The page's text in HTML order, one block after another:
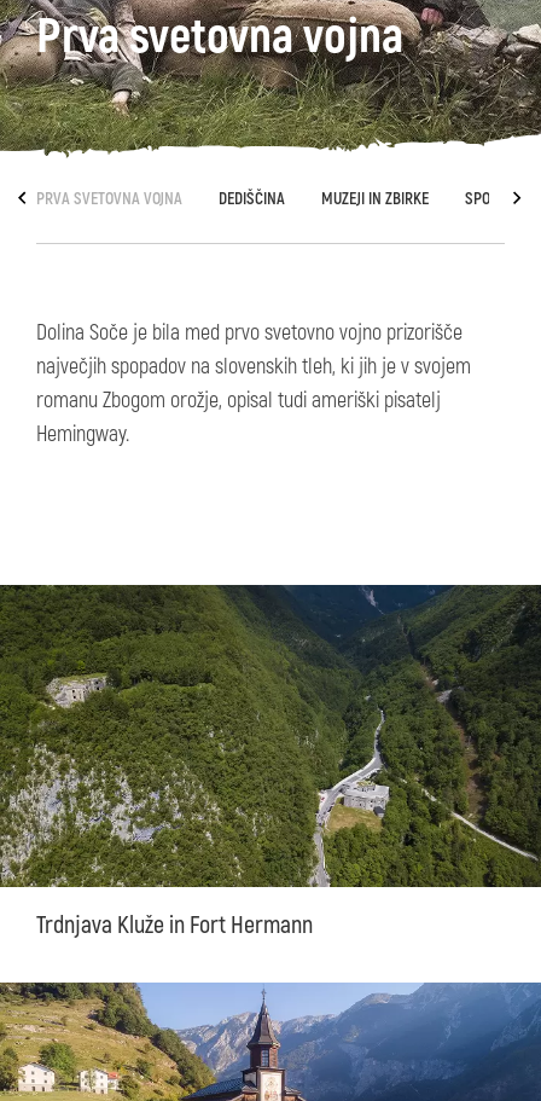
Prva svetovna vojna
PRVA SVETOVNA VOJNA DEDIŠČINA MUZEJI IN ZBIRKE SPOMENIKI
Dolina Soče je bila med prvo svetovno vojno prizorišče
največjih spopadov na slovenskih tleh, ki jih je v svojem
romanu Zbogom orožje, opisal tudi ameriški pisatelj
Hemingway.
Trdnjava Kluže in Fort Hermann